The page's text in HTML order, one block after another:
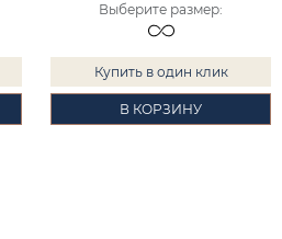
Выберите размер:
Купить в один клик
В КОРЗИНУ